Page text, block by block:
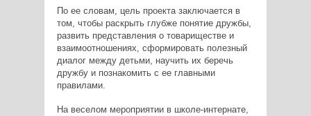
По ее словам, цель проекта заключается в
том, чтобы раскрыть глубже понятие дружбы,
развить представления о товариществе и
взаимоотношениях, сформировать полезный
диалог между детьми, научить их беречь
дружбу и познакомить с ее главными
правилами.
На веселом мероприятии в школе-интернате,